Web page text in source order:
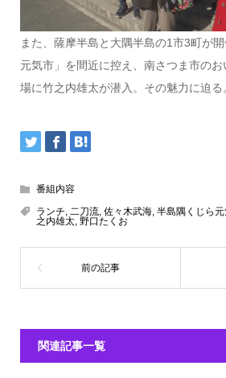
また、薩摩半島と大隅半島の1市3町が
元気市」を間近に控え、南さつま市の
場に竹之内雄太が潜入。その魅力に迫る
番組内容
ランチ 二刀流, 佐々木武海, 半島隅くじら
之内雄太, 野口たくお
関連記事一覧